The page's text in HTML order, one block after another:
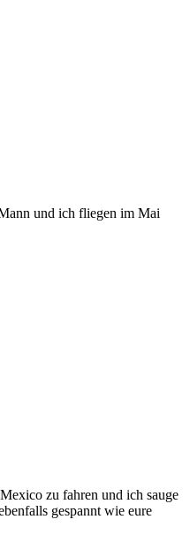
und ich fliegen im Mai
zu fahren und ich sauge
gespannt wie eure